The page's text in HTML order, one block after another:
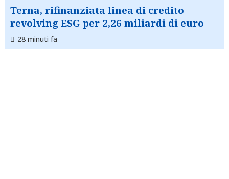
Terna, rifinanziata linea di credito
revolving ESG per 2,26 miliardi di euro
28 minuti fa